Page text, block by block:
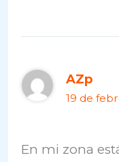
AZp
19 de
En mi zona